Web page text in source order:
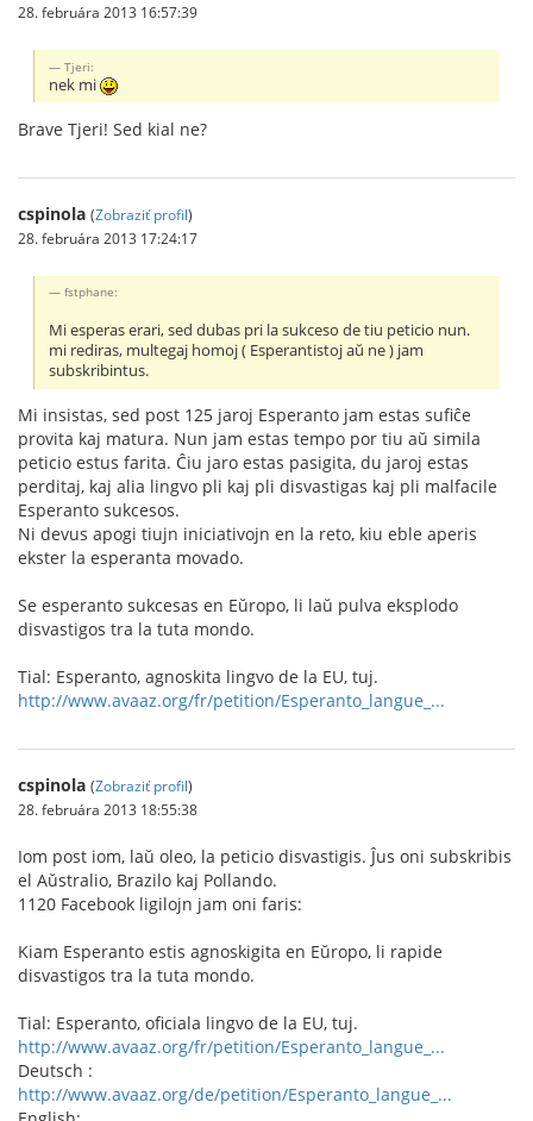
28. februára 2013 16:57:39
Tjeri:
nek mi
Brave Tjeri! Sed kial ne?
cspinola (Zobraziť profil)
28. februára 2013 17:24:17
fstphane:
Mi esperas erari, sed dubas pri la sukceso de tiu peticio nun.
mi rediras, multegaj homoj ( Esperantistoj aŭ ne ) jam
subskribintus.
Mi insistas, sed post 125 jaroj Esperanto jam estas sufiĉe
provita kaj matura. Nun jam estas tempo por tiu aŭ simila
peticio estus farita. Ĉiu jaro estas pasigita, du jaroj estas
perditaj, kaj alia lingvo pli kaj pli disvastigas kaj pli malfacile
Esperanto sukcesos.
Ni devus apogi tiujn iniciativojn en la reto, kiu eble aperis
ekster la esperanta movado.
Se esperanto sukcesas en Eŭropo, li laŭ pulva eksplodo
disvastigos tra la tuta mondo.
Tial: Esperanto, agnoskita lingvo de la EU, tuj.
http://www.avaaz.org/fr/petition/Esperanto_langue_...
cspinola (Zobraziť profil)
28. februára 2013 18:55:38
Iom post iom, laŭ oleo, la peticio disvastigis. Ĵus oni subskribis
el Aŭstralio, Brazilo kaj Pollando.
1120 Facebook ligilojn jam oni faris:
Kiam Esperanto estis agnoskigita en Eŭropo, li rapide
disvastigos tra la tuta mondo.
Tial: Esperanto, oficiala lingvo de la EU, tuj.
http://www.avaaz.org/fr/petition/Esperanto_langue_...
Deutsch :
http://www.avaaz.org/de/petition/Esperanto_langue_...